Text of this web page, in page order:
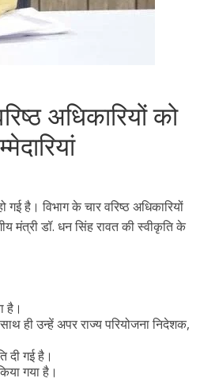
अधिकारियों को
गई है। विभाग के चार वरिष्ठ अधिकारियों
मंत्री डॉ. धन सिंह रावत की स्वीकृति के
है।
ही उन्हें अपर राज्य परियोजना निदेशक,
दी गई है।
गया है।